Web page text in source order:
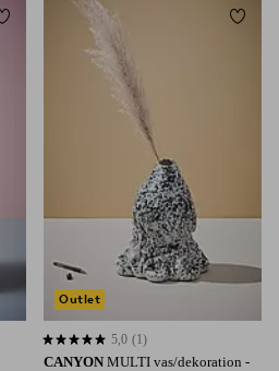
Lägg till i favoriter
CANYON MULTI vas/dekoration -
5,0 baserat på 1 st betyg
5,0 (1)
Outlet
Lägg